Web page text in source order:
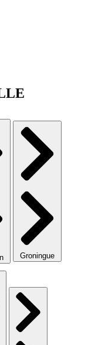
Groningue